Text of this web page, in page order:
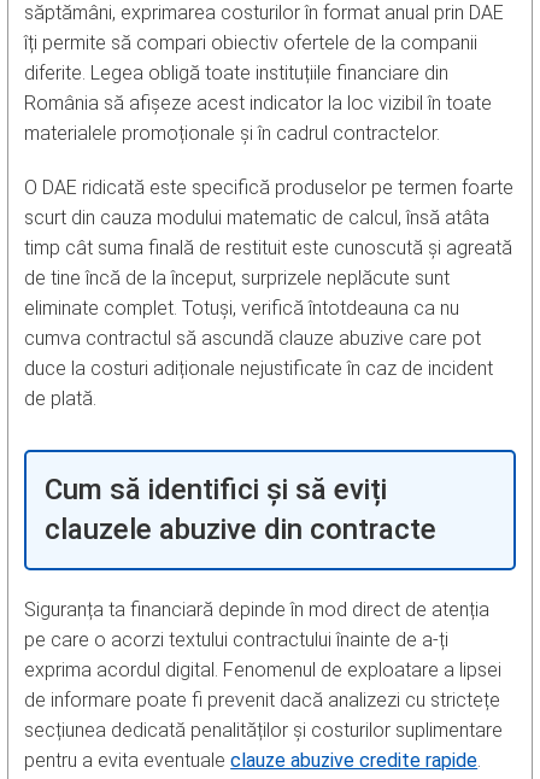
săptămâni, exprimarea costurilor în format anual prin DAE
îți permite să compari obiectiv ofertele de la companii
diferite. Legea obligă toate instituțiile financiare din
România să afișeze acest indicator la loc vizibil în toate
materialele promoționale și în cadrul contractelor.
O DAE ridicată este specifică produselor pe termen foarte
scurt din cauza modului matematic de calcul, însă atâta
timp cât suma finală de restituit este cunoscută și agreată
de tine încă de la început, surprizele neplăcute sunt
eliminate complet. Totuși, verifică întotdeauna ca nu
cumva contractul să ascundă clauze abuzive care pot
duce la costuri adiționale nejustificate în caz de incident
de plată.
Cum să identifici și să eviți
clauzele abuzive din contracte
Siguranța ta financiară depinde în mod direct de atenția
pe care o acorzi textului contractului înainte de a-ți
exprima acordul digital. Fenomenul de exploatare a lipsei
de informare poate fi prevenit dacă analizezi cu strictețe
secțiunea dedicată penalităților și costurilor suplimentare
pentru a evita eventualeclauze abuzive credite rapide.